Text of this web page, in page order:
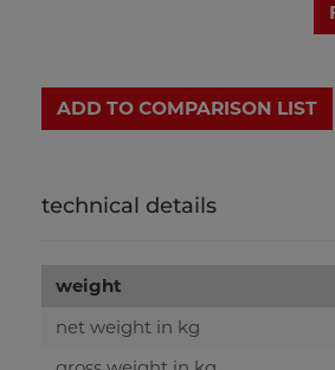
ADD TO COMPARISON LIST
technical details
weight
net weight in kg